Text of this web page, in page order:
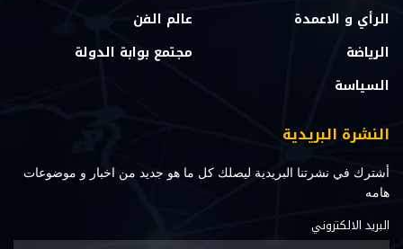
الرأي و الاعمدة
الرياضة
السياسة
عالم الفن
مجتمع بوابة الدولة
النشرة البريدية
أشترك في نشرتنا البريدية ليصلك كل ما هو جديد من اخبار و موضوعات
هامه
البريد الالكتروني